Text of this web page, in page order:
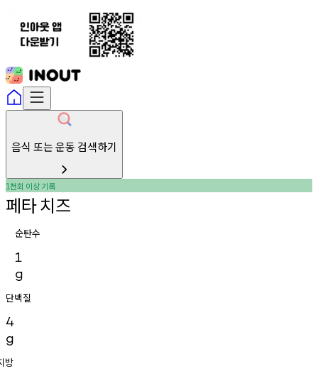
음식 또는 운동 검색하기
1천회 이상기록
페타치즈
순탄수
1
g
단백질
4
g
방